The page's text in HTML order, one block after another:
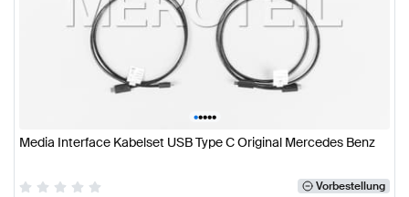
•••••
Media Interface Kabelset USB Type C Original Mercedes Benz
Vorbestellung